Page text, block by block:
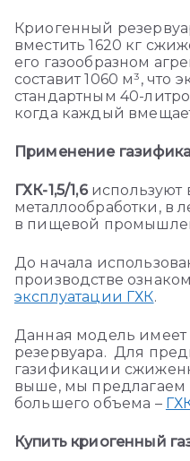
Криогенный
вместить 1620 кг
его газообразном
составит1060 м³, что
стандартным 40-
когда каждый
Применение
ГХК-1,5/1,6используют
металлообработки, в
в пищевой
До начала
производстве
эксплуатации ГХК.
Данная модель
резервуара. Для
газификации
выше, мы предлагаем
большего объема –
Купить криогенный